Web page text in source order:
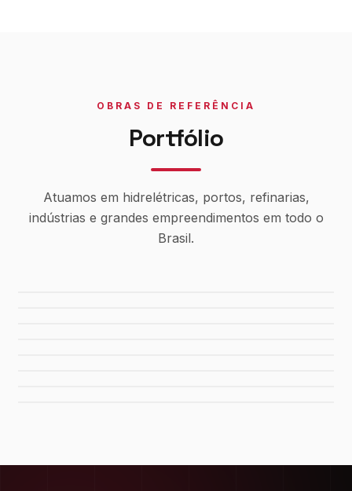
OBRAS DE REFERÊNCIA
Portfólio
Atuamos em hidrelétricas, portos, refinarias,
indústrias e grandes empreendimentos em todo o
Brasil.